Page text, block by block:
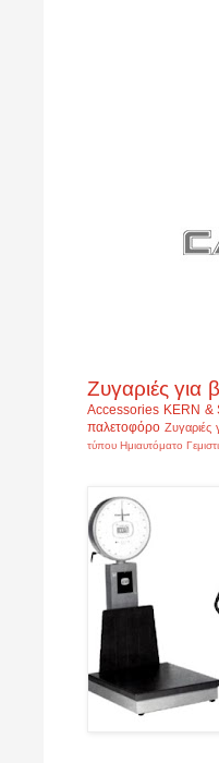
Ζυγαριές για
Accessories KERN &
παλετοφόρο Ζυγαριές
τύπου Ημιαυτόματο